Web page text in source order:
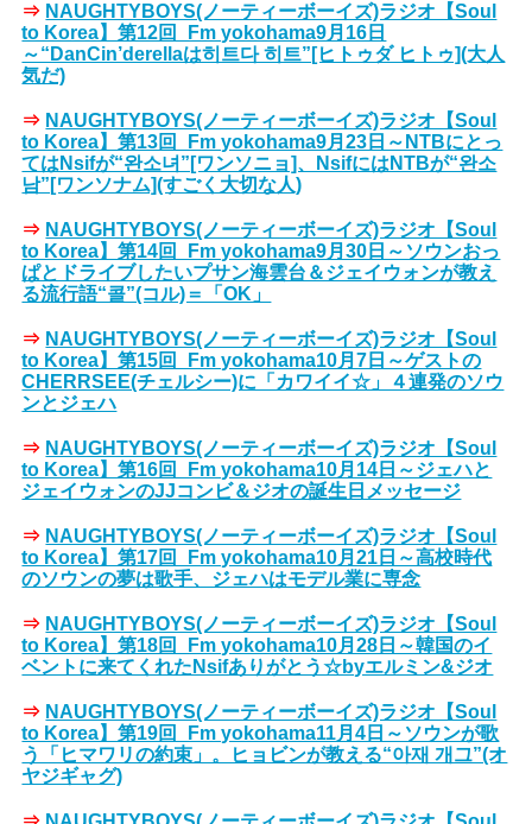
⇒ NAUGHTYBOYS(ノーティーボーイズ)ラジオ【Soul
to Korea】第12回_Fm yokohama9月16日
～“DanCin’derellaは히트다 히트”[ヒトゥダ ヒトゥ](大人
気だ)
⇒ NAUGHTYBOYS(ノーティーボーイズ)ラジオ【Soul
to Korea】第13回_Fm yokohama9月23日～NTBにとっ
てはNsifが“완소녀”[ワンソニョ]、NsifにはNTBが“완소
남”[ワンソナム](すごく大切な人)
⇒ NAUGHTYBOYS(ノーティーボーイズ)ラジオ【Soul
to Korea】第14回_Fm yokohama9月30日～ソウンおっ
ぱとドライブしたいプサン海雲台＆ジェイウォンが教え
る流行語“콜”(コル)＝「OK」
⇒ NAUGHTYBOYS(ノーティーボーイズ)ラジオ【Soul
to Korea】第15回_Fm yokohama10月7日～ゲストの
CHERRSEE(チェルシー)に「カワイイ☆」４連発のソウ
ンとジェハ
⇒ NAUGHTYBOYS(ノーティーボーイズ)ラジオ【Soul
to Korea】第16回_Fm yokohama10月14日～ジェハと
ジェイウォンのJJコンビ＆ジオの誕生日メッセージ
⇒ NAUGHTYBOYS(ノーティーボーイズ)ラジオ【Soul
to Korea】第17回_Fm yokohama10月21日～高校時代
のソウンの夢は歌手、ジェハはモデル業に専念
⇒ NAUGHTYBOYS(ノーティーボーイズ)ラジオ【Soul
to Korea】第18回_Fm yokohama10月28日～韓国のイ
ベントに来てくれたNsifありがとう☆byエルミン&ジオ
⇒ NAUGHTYBOYS(ノーティーボーイズ)ラジオ【Soul
to Korea】第19回_Fm yokohama11月4日～ソウンが歌
う「ヒマワリの約束」。ヒョビンが教える“아재 개그”(オ
ヤジギャグ)